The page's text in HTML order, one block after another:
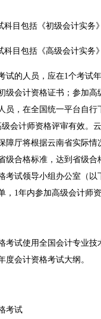
科目包括《初级会计实务
目包括《高级会计实务
试的人员，应在1个考试
级会计资格证书；参加高
员，在全国统一平台自行
会计师资格评审有效。
障厅将根据云南省实际情
级合格标准，达到省级合
考试领导小组办公室（以
，1年内参加高级会计师资
考试使用全国会计专业技
度会计资格考试大纲。
考试